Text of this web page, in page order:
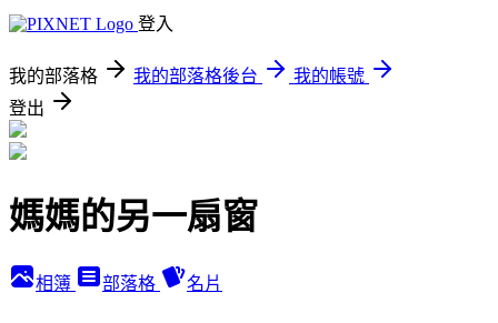
登入
我的部落格 我的部落格後台
我的帳號
登出
媽媽的另一扇窗
相簿 部落格 名片